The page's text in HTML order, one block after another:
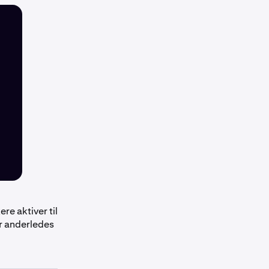
aktiver til
anderledes